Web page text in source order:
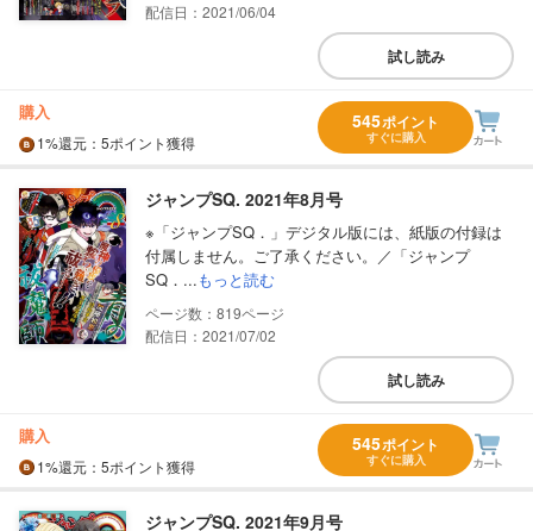
配信日：2021/06/04
試し読み
購入
1%還元 ：5ポイント獲得
545ポイント
すぐに購入
ジャンプSQ. 2021年8月号
※「ジャンプSQ．」デジタル版には、紙版の付録は
付属しません。ご了承ください。／「ジャンプ
SQ．...もっと読む
819
配信日：2021/07/02
試し読み
購入
1%還元 ：5ポイント獲得
545ポイント
すぐに購入
ジャンプSQ. 2021年9月号